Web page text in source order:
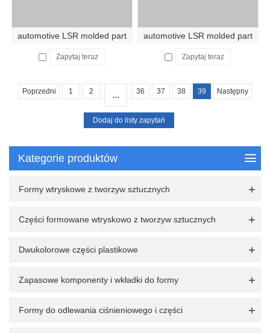
automotive LSR molded part
Zapytaj teraz
automotive LSR molded part
Zapytaj teraz
Poprzedni 1 2 ... 36 37 38 39 Następny
Kategorie produktów
Formy wtryskowe z tworzyw sztucznych
Części formowane wtryskowo z tworzyw sztucznych
Dwukolorowe części plastikowe
Zapasowe komponenty i wkładki do formy
Formy do odlewania ciśnieniowego i części